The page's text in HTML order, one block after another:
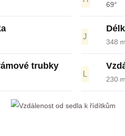
69°
J
348
trubky
L
230